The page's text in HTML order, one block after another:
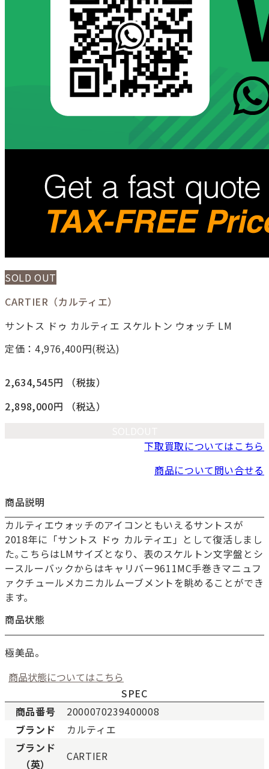
SOLD OUT
CARTIER（カルティエ）
サントス ドゥ カルティエ スケルトン ウォッチ LM
定価：4,976,400円(税込)
2,634,545円
（税抜）
2,898,000円
（税込）
下取買取についてはこちら
商品について問い合せる
商品説明
カルティエウォッチのアイコンともいえるサントスが
2018年に「サントス ドゥ カルティエ」として復活しまし
た｡こちらはLMサイズとなり、表のスケルトン文字盤とシ
ースルーバックからはキャリバー9611MC手巻きマニュフ
ァクチュールメカニカルムーブメントを眺めることができ
ます。
商品状態
極美品。
商品状態についてはこちら
未使用
SPEC
商品番号
2000070239400008
ブランド
カルティエ
ブランド
（英）
CARTIER